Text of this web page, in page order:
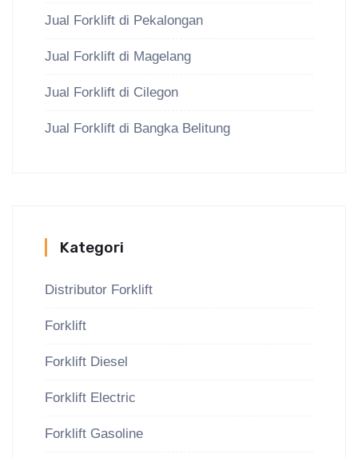
Jual Forklift di Pekalongan
Jual Forklift di Magelang
Jual Forklift di Cilegon
Jual Forklift di Bangka Belitung
Kategori
Distributor Forklift
Forklift
Forklift Diesel
Forklift Electric
Forklift Gasoline